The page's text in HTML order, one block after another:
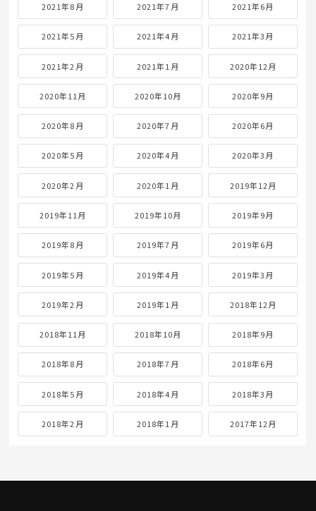
2021年8月 2021年7月 2021年6月
2021年5月 2021年4月 2021年3月
2021年2月 2021年1月 2020年12月
2020年11月 2020年10月 2020年9月
2020年8月 2020年7月 2020年6月
2020年5月 2020年4月 2020年3月
2020年2月 2020年1月 2019年12月
2019年11月 2019年10月 2019年9月
2019年8月 2019年7月 2019年6月
2019年5月 2019年4月 2019年3月
2019年2月 2019年1月 2018年12月
2018年11月 2018年10月 2018年9月
2018年8月 2018年7月 2018年6月
2018年5月 2018年4月 2018年3月
2018年2月 2018年1月 2017年12月